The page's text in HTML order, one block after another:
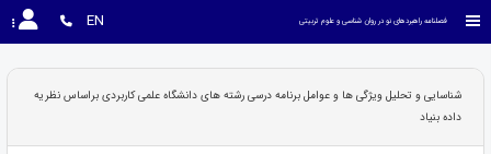
فصلنامه راهبردهای نو در روان شناسی و علوم تربیتی EN
شناسایی و تحلیل ویژگی ها و عوامل برنامه درسی رشته های دانشگاه علمی کاربردی براساس نظریه
داده بنیاد